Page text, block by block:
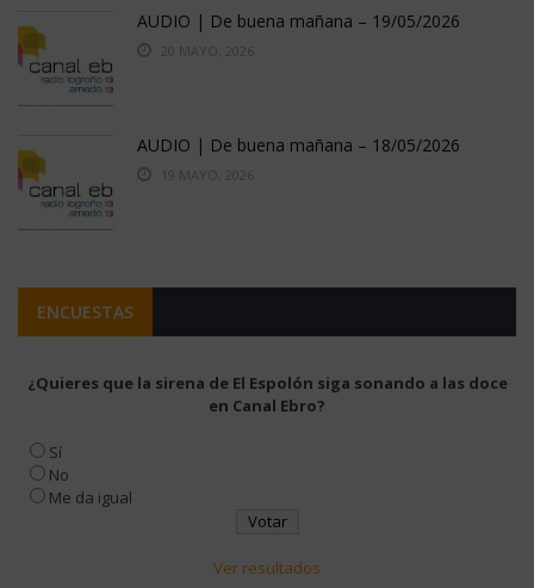
AUDIO | De buena mañana – 19/05/2026
20 MAYO, 2026
AUDIO | De buena mañana – 18/05/2026
19 MAYO, 2026
ENCUESTAS
¿Quieres que la sirena de El Espolón siga sonando a las doce
en Canal Ebro?
Sí
No
Me da igual
Ver resultados